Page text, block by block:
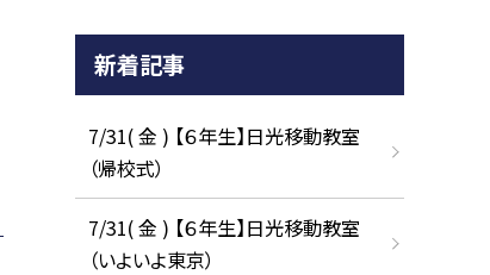
新着記事
7/31( 金 ) 【６年生】日光移動教室
（帰校式）
7/31( 金 ) 【６年生】日光移動教室
（いよいよ東京）